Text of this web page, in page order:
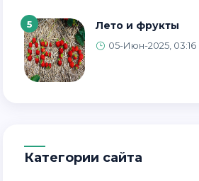
5 Лето и фрукты
05-Июн-2025, 03:16
Категории сайта